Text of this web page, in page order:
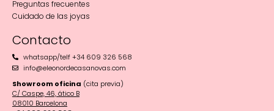
Preguntas frecuentes
Cuidado de las joyas
Contacto
whatsapp/telf +34 609 326 568
info@eleonordecasanovas.com
Showroom oficina (cita previa)
C/ Caspe, 46, ático B
08010 Barcelona‬